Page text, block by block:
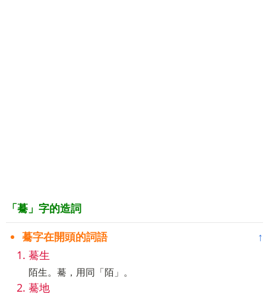
「驀」字的造詞
驀字在開頭的詞語
↑
驀生
陌生。驀，用同「陌」。
驀地